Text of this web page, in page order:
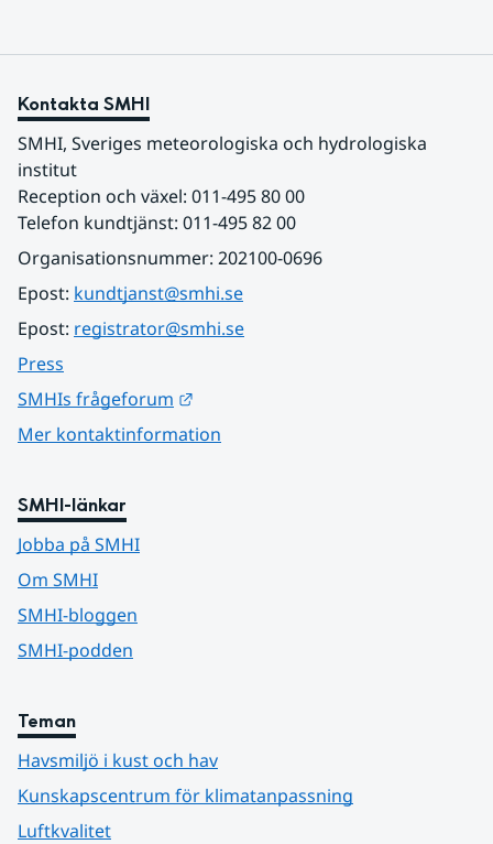
Kontakta SMHI
SMHI, Sveriges meteorologiska och hydrologiska
institut
Reception och växel: 011-495 80 00
Telefon kundtjänst: 011-495 82 00
Organisationsnummer: 202100-0696
Epost: kundtjanst@smhi.se
Epost: registrator@smhi.se
Press
SMHIs frågeforum
Mer kontaktinformation
SMHI-länkar
Jobba på SMHI
Om SMHI
SMHI-bloggen
SMHI-podden
Teman
Havsmiljö i kust och hav
Kunskapscentrum för klimatanpassning
Luftkvalitet